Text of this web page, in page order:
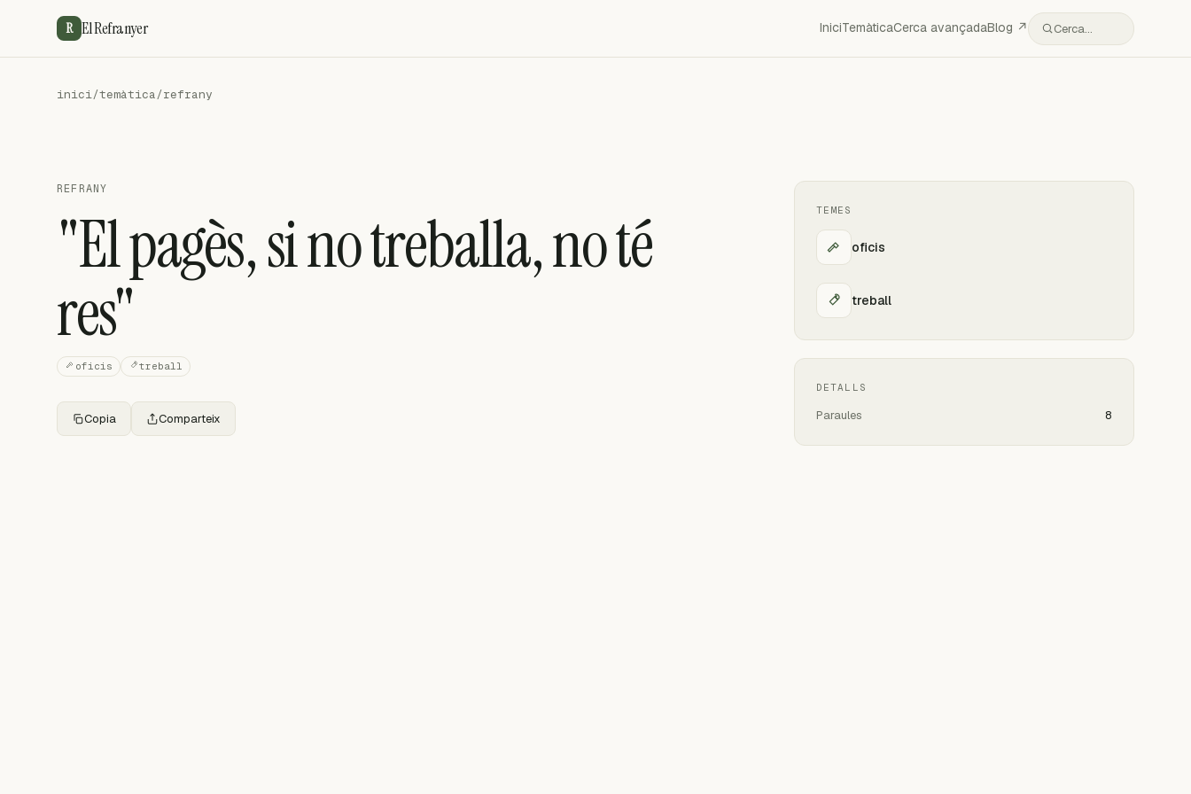
R El Refranyer IniciTemàticaCerca avançadaBlog ↗ Cerca…
inici/temàtica/refrany
REFRANY
"El pagès, si no treballa, no té
res"
oficis treball
Copia Comparteix
TEMES
oficis
treball
DETALLS
Paraules 8